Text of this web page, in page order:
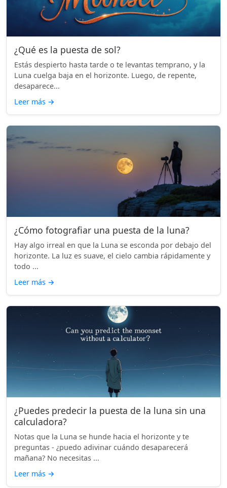
¿Qué es la puesta de sol?
Estás despierto hasta tarde o te levantas temprano, y la
Luna cuelga baja en el horizonte. Luego, de repente,
desaparece...
Leer más →
¿Cómo fotografiar una puesta de la luna?
Hay algo irreal en que la Luna se esconda por debajo del
horizonte. La luz es suave, el cielo cambia rápidamente y
todo ...
Leer más →
¿Puedes predecir la puesta de la luna sin una
calculadora?
Notas que la Luna se hunde hacia el horizonte y te
preguntas - ¿puedo adivinar cuándo desaparecerá
mañana? No necesitas ...
Leer más →